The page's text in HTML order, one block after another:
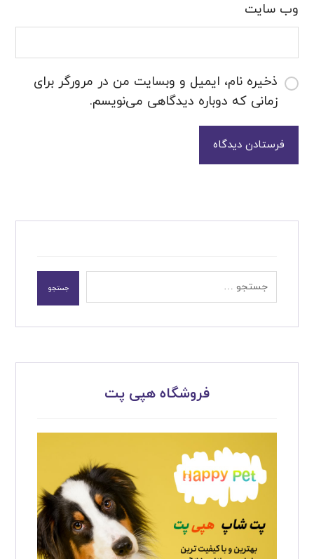
وب‌ سایت
ذخیره نام، ایمیل و وبسایت من در مرورگر برای
زمانی که دوباره دیدگاهی می‌نویسم.
فرستادن دیدگاه
جستجو
فروشگاه هپی پت